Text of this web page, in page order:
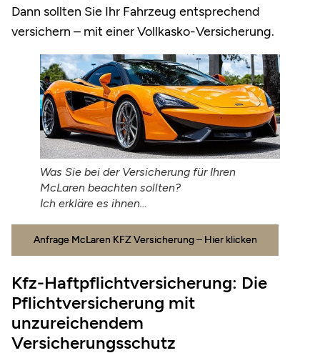
Dann sollten Sie Ihr Fahrzeug entsprechend
versichern – mit einer Vollkasko-Versicherung.
Was Sie bei der Versicherung für Ihren
McLaren beachten sollten?
Ich erkläre es ihnen…
Anfrage McLaren KFZ Versicherung – Hier klicken
Kfz-Haftpflichtversicherung: Die
Pflichtversicherung mit
unzureichendem
Versicherungsschutz